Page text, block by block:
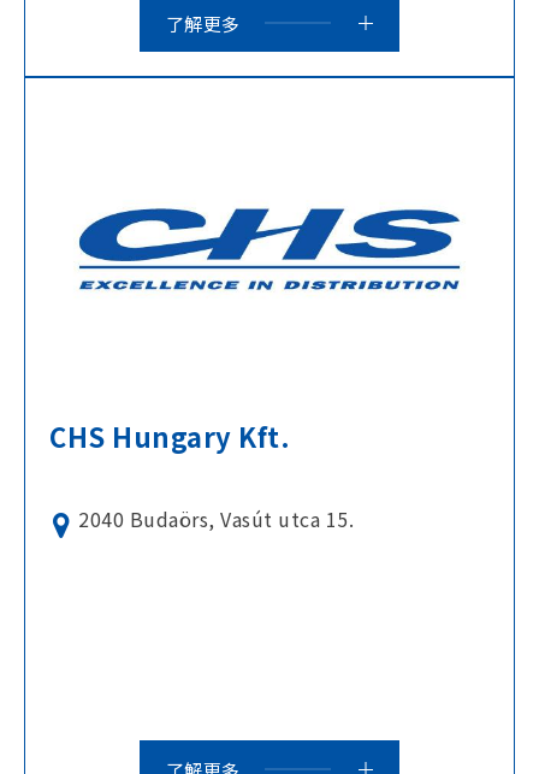
了解更多
CHS Hungary Kft.
2040 Budaörs, Vasút utca 15.